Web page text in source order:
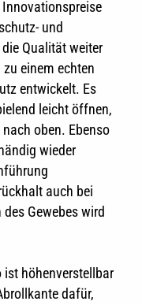
und
Qualität weiter
einem echten
entwickelt. Es
leicht öffnen,
oben. Ebenso
wieder
auch bei
Gewebes wird
ist höhenverstellbar
dafür,